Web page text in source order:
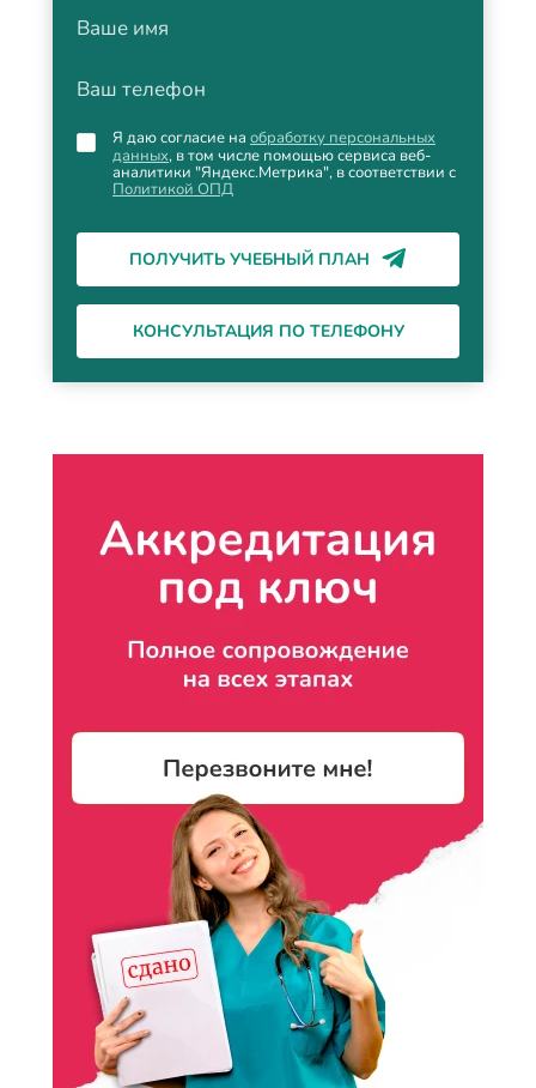
Ваше имя
Ваш телефон
Я даю согласие на обработку персональных
данных, в том числе помощью сервиса веб-
аналитики "Яндекс.Метрика", в соответствии с
Политикой ОПД
ПОЛУЧИТЬ УЧЕБНЫЙ ПЛАН
КОНСУЛЬТАЦИЯ ПО ТЕЛЕФОНУ